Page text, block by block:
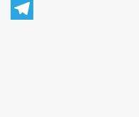
WhatsApp